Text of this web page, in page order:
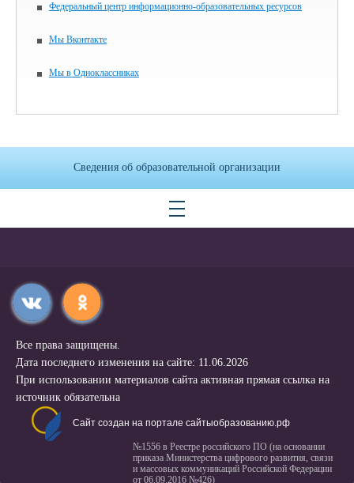
Федеральный центр информационно-образовательных ресурсов
Мы Вконтакте
Мы в Одноклассниках
Сведения об образовательной организации
Все права защищены.
Дата последнего изменения на сайте: 11.06.2026
При использовании материалов сайта активная прямая ссылка на
источник обязательна
Сайт создан на портале сайтыобразованию.рф
№1556 в Реестре российского ПО (на основании
приказа Министерства цифрового развития, связи
и массовых коммуникаций Российской Федерации
от 06.09.2016 №426)